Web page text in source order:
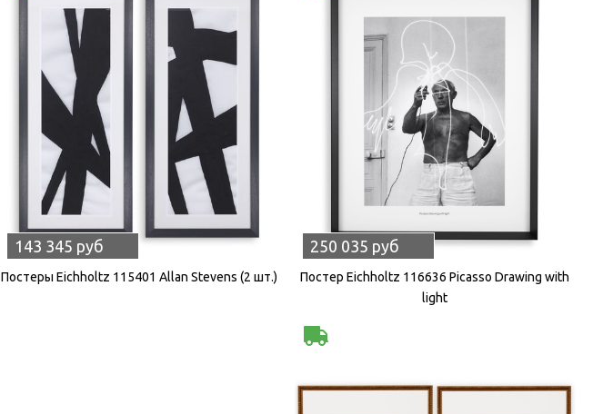
143 345 руб
Постеры Eichholtz 115401 Allan Stevens (2 шт.)
250 035 руб
Постер Eichholtz 116636 Picasso Drawing with
light